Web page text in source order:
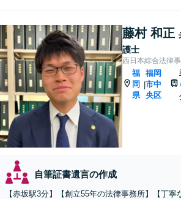
藤村 和正
護士
西日本綜合法律
福
岡
県
|
福岡
市中
央区
自筆証書遺言の作成
【赤坂駅3分】【創立55年の法律事務所】【丁寧